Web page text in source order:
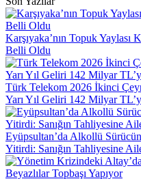
Karşıyaka’nın Topuk Yaylası
Belli Oldu
Türk Telekom 2026 İkinci
Yarı Yıl Geliri 142 Milyar
Eyüpsultan’da Alkollü
Yitirdi: Sanığın Tahliyesine